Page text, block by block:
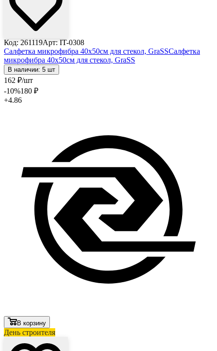
Код: 261119Арт: IT-0308
Салфетка микрофибра 40х50см для стекол, GraSSСалфетка
микрофибра 40х50см для стекол, GraSS
В наличии: 5 шт
162 ₽/шт
-10%180 ₽
+4.86
В корзину
День строителя